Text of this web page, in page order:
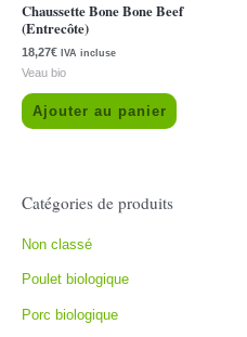
Catégories de produits
Non classé
Poulet biologique
Porc biologique
Chaussette Bone Bone Beef
(Entrecôte)
18,27€ IVA incluse
Veau bio
Ajouter au panier